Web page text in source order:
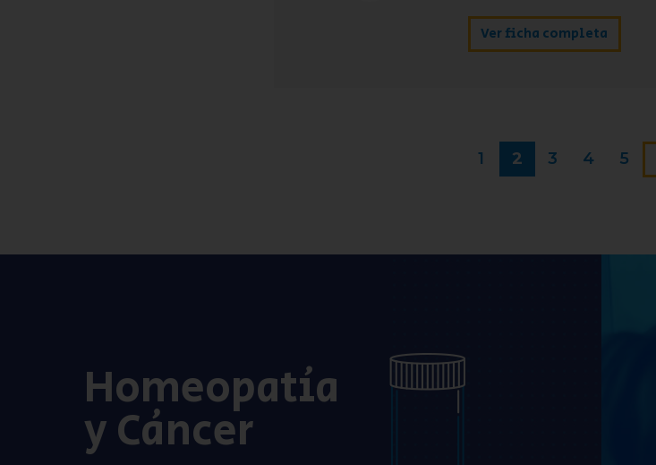
Ver ficha completa
1 2 3 4 5
Homeopatía
y Cáncer